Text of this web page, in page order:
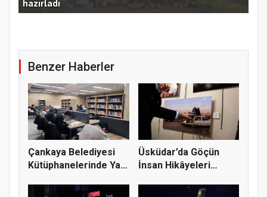
hazırladı
Benzer Haberler
Çankaya Belediyesi
Kütüphanelerinde Yaz
Üsküdar’da Göçün
İnsan Hikâyeleri